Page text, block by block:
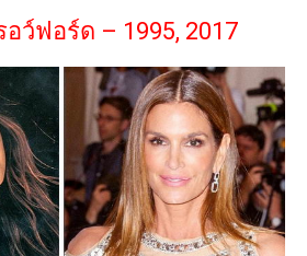
ว์ฟอร์ด – 1995, 2017